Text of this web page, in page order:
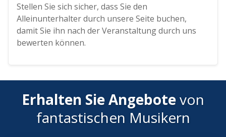
Stellen Sie sich sicher, dass Sie den
Alleinunterhalter durch unsere Seite buchen,
damit Sie ihn nach der Veranstaltung durch uns
bewerten können.
Erhalten Sie Angebotevon
fantastischen Musikern